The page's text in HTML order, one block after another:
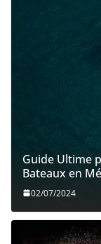
Guide Ultime
Bateaux en
02/07/2024